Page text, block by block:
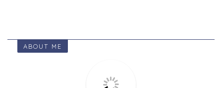
ABOUT ME